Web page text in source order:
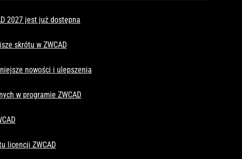
2027 jest już dostępna
skrótu w ZWCAD
nowości i ulepszenia
w programie ZWCAD
licencji ZWCAD